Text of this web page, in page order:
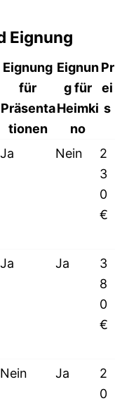
Eignung
Eignung
für
Präsenta
tionen
Eignun
g für
Heimki
no
Pr
ei
s
Ja Nein
2
3
0
€
Ja Ja
3
8
0
€
Nein Ja
2
0